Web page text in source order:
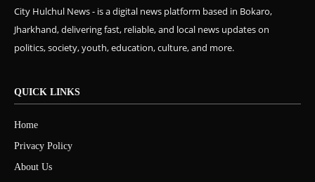
City Hulchul News - is a digital news platform based in Bokaro,
Jharkhand, delivering fast, reliable, and local news updates on
politics, society, youth, education, culture, and more.
QUICK LINKS
Home
Privacy Policy
About Us